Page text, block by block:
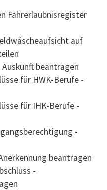
Fahrerlaubnisregister
auf
beantragen
für HWK-Berufe -
für IHK-Berufe -
-
beantragen
-